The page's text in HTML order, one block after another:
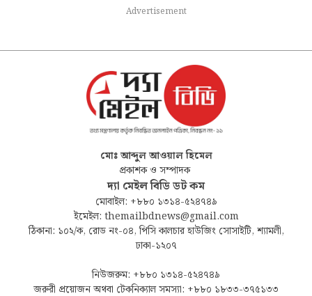
Advertisement
মোঃ আব্দুল আওয়াল হিমেল
প্রকাশক ও সম্পাদক
দ্যা মেইল বিডি ডট কম
মোবাইল: +৮৮০ ১৩১৪-৫২৪৭৪৯
ইমেইল: themailbdnews@gmail.com
ঠিকানা: ১০২/ক, রোড নং-০৪, পিসি কালচার হাউজিং সোসাইটি, শ্যামলী,
ঢাকা-১২০৭
নিউজরুম: +৮৮০ ১৩১৪-৫২৪৭৪৯
জরুরী প্রয়োজন অথবা টেকনিক্যাল সমস্যা: +৮৮০ ১৮৩৩-৩৭৫১৩৩